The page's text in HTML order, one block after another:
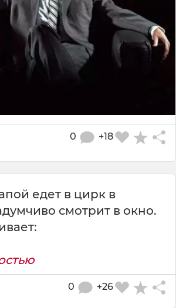
+18
0
едет в циpк в
смотpит в окно.
+26
0